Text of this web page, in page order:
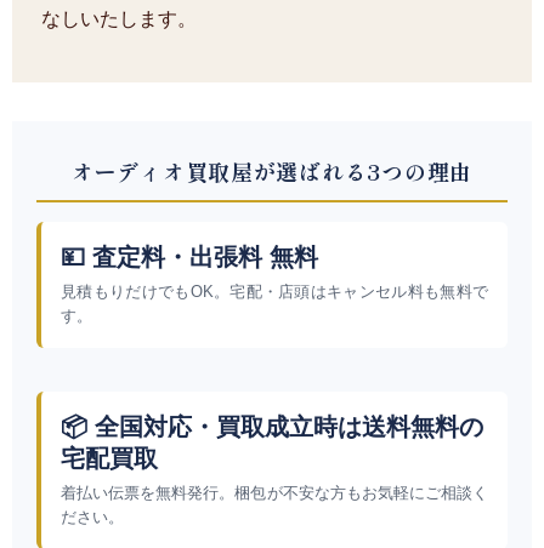
なしいたします。
オーディオ買取屋が選ばれる3つの理由
💴 査定料・出張料 無料
見積もりだけでもOK。宅配・店頭はキャンセル料も無料で
す。
📦 全国対応・買取成立時は送料無料の
宅配買取
着払い伝票を無料発行。梱包が不安な方もお気軽にご相談く
ださい。